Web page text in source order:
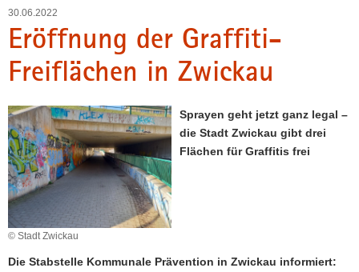
g
r
e
i
n
d
e
N
a
v
i
a
g
a
t
i
te
i
c
h
30.06.2022
Eröffnung der Graffiti-
Freiflächen in Zwickau
© Stadt Zwickau
Sprayen geht jetzt ganz legal –
die Stadt Zwickau gibt drei
Flächen für Graffitis frei
Die Stabstelle Kommunale Prävention in Zwickau informiert: